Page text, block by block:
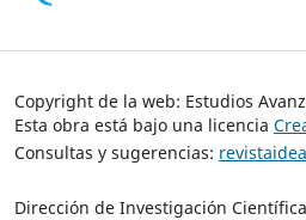
Copyright de la web: Estudios
Esta obra está bajo una licencia
Consultas y sugerencias:
Dirección de Investigación